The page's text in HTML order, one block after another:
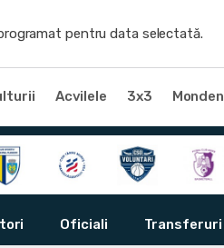
pentru data selectată.
Acvilele 3x3 Monden
Oficiali Transferuri